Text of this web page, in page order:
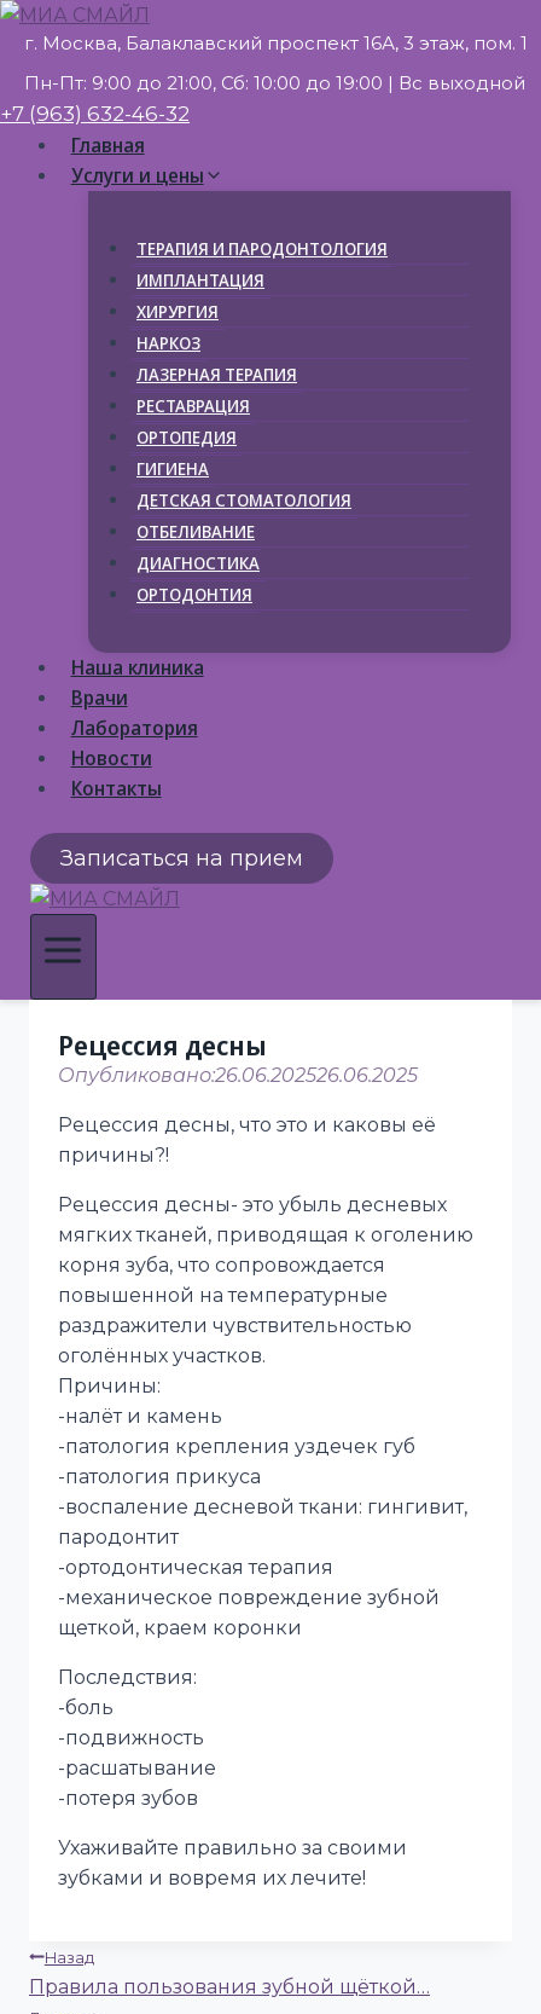
Перейти
содержимому
г. Москва, Балаклавский проспект 16А, 3 этаж, пом. 1
Пн-Пт: 9:00 до 21:00, Сб: 10:00 до 19:00 | Вс выходной
+7 (963) 632-46-32
Главная
Услуги и цены
ТЕРАПИЯ И ПАРОДОНТОЛОГИЯ
ИМПЛАНТАЦИЯ
ХИРУРГИЯ
НАРКОЗ
ЛАЗЕРНАЯ ТЕРАПИЯ
РЕСТАВРАЦИЯ
ОРТОПЕДИЯ
ГИГИЕНА
ДЕТСКАЯ СТОМАТОЛОГИЯ
ОТБЕЛИВАНИЕ
ДИАГНОСТИКА
ОРТОДОНТИЯ
Наша клиника
Врачи
Лаборатория
Новости
Контакты
Записаться на прием
Рецессия десны
Опубликовано:26.06.202526.06.2025
Рецессия десны, что это и каковы её
причины?!
Рецессия десны- это убыль десневых
мягких тканей, приводящая к оголению
корня зуба, что сопровождается
повышенной на температурные
раздражители чувствительностью
оголённых участков.
Причины:
-налёт и камень
-патология крепления уздечек губ
-патология прикуса
-воспаление десневой ткани: гингивит,
пародонтит
-ортодонтическая терапия
-механическое повреждение зубной
щеткой, краем коронки
Последствия:
-боль
-подвижность
-расшатывание
-потеря зубов
Ухаживайте правильно за своими
зубками и вовремя их лечите!
Навигация
Назад
Правила пользования зубной щёткой…